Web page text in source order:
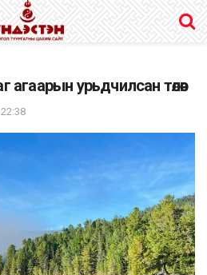
урьдчилсан төлөв